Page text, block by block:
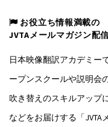
お役立ち情報満載の
JVTAメールマガジン配
日本映像翻訳アカデミー
ープンスクールや説明会
吹き替えのスキルアップ
などをお届けする「